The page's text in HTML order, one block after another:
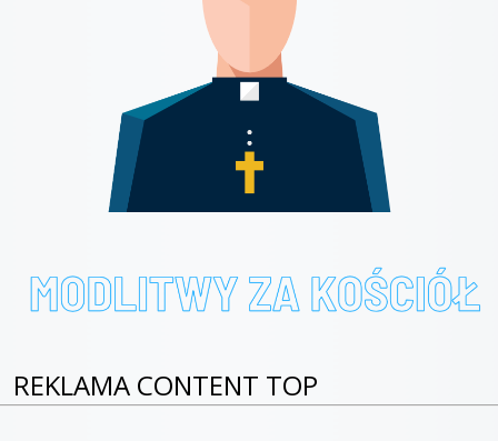
REKLAMA CONTENT TOP